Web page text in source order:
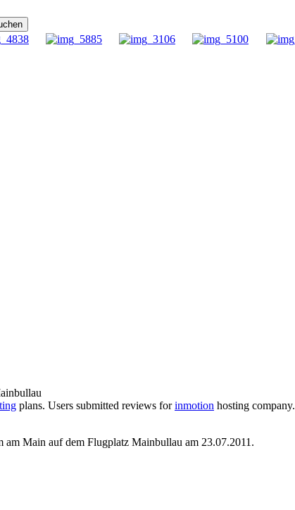
plans. Users submitted reviews forinmotion hosting company.
Main auf dem Flugplatz Mainbullau am 23.07.2011.